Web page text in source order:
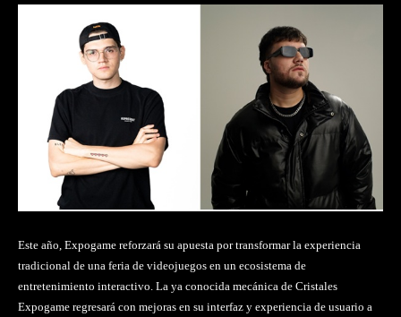
Este año, Expogame reforzará su apuesta por transformar la experiencia
tradicional de una feria de videojuegos en un ecosistema de
entretenimiento interactivo. La ya conocida mecánica de Cristales
Expogame regresará con mejoras en su interfaz y experiencia de usuario a